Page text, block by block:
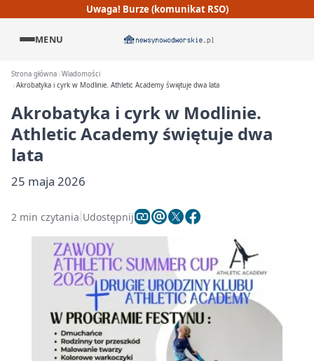
Uwaga! Burze (komunikat RSO)
MENU
Strona główna Wiadomości
Akrobatyka i cyrk w Modlinie. Athletic Academy świętuje dwa lata
Akrobatyka i cyrk w Modlinie.
Athletic Academy świętuje dwa
lata
25 maja 2026
2 min czytania Udostępnij